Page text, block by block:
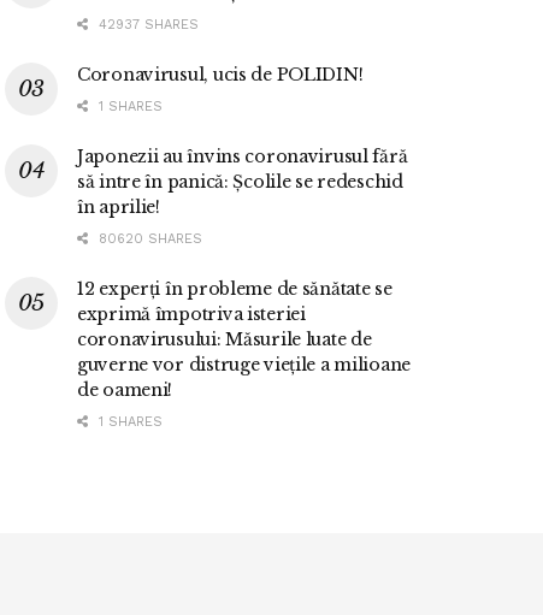
42937 SHARES
Coronavirusul, ucis de POLIDIN!
1 SHARES
Japonezii au învins coronavirusul fără
să intre în panică: Școlile se redeschid
în aprilie!
80620 SHARES
12 experți în probleme de sănătate se
exprimă împotriva isteriei
coronavirusului: Măsurile luate de
guverne vor distruge viețile a milioane
de oameni!
1 SHARES